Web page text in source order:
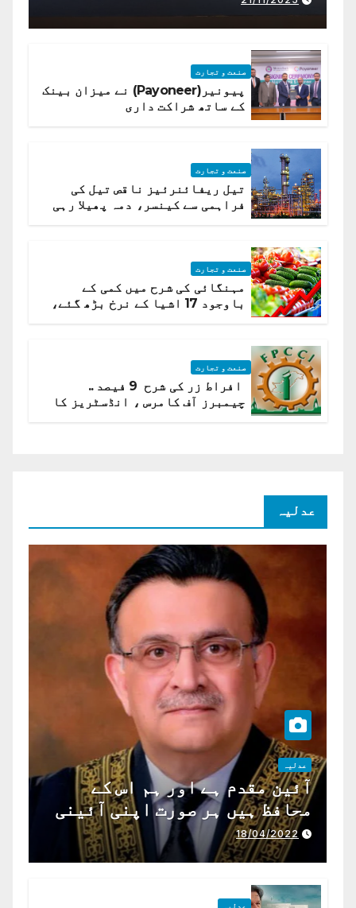
صنعت و تجارت
پیونیر(Payoneer) نے میزان بینک
کے ساتھ شراکت داری
صنعت و تجارت
تیل ریفائنرئیز ناقص تیل کی
فراہمی سے کینسر، دمہ پھیلا رہی
صنعت و تجارت
مہنگائی کی شرح میں کمی کے
باوجود 17 اشیا کے نرخ بڑھ گئے،
صنعت و تجارت
افراط زر کی شرح 9 فیصد ..
چیمبرز آف کامرس ، انڈسٹریز کا
عدلیہ
عدلیہ
آئین مقدم ہے اور ہم اس کے
محافظ ہیں ہر صورت اپنی آئینی
ذمہ داری ادا کرینگے ، چیف
جسٹس پاکستان
18/04/2022
عدلیہ